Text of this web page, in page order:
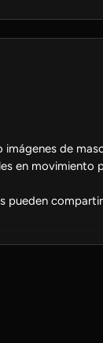
imágenes de
en movimiento
pueden compartir